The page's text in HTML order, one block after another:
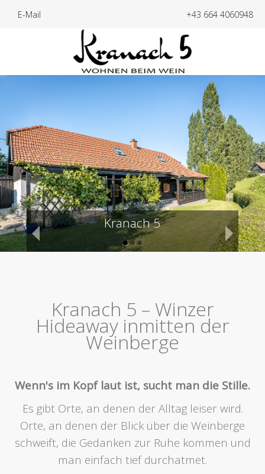
E-Mail +43 664 4060948
Kranach 5
Gemütlichkeit
Pure Entspannung
Kranach 5 – Winzer
Hideaway inmitten der
Weinberge
Wenn's im Kopf laut ist, sucht man die Stille.
Es gibt Orte, an denen der Alltag leiser wird.
Orte, an denen der Blick über die Weinberge
schweift, die Gedanken zur Ruhe kommen und
man einfach tief durchatmet.